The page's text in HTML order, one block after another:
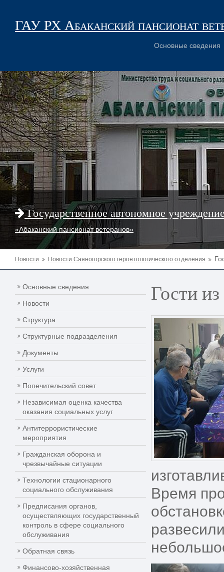
ГАУ РХ Абаканский пансионат
Основные сведения
Государственное автономное
«Абаканский пансионат ветеранов»
Новости Новости Саяногорского геронтологического отделения
Основные сведения
Новости
Структура
Структурные подразделения
Документы
Услуги
Попечительский совет
Независимая оценка качества
оказания социальных услуг
Антитеррористические
мероприятия
Гражданская оборона и
чрезвычайные ситуации
Технологии стационарного
социального обслуживания
Предписания органов,
осуществляющих государственный
контроль в сфере социального
обслуживания
Обратная связь
Финансово-хозяйственная
Гости
Время